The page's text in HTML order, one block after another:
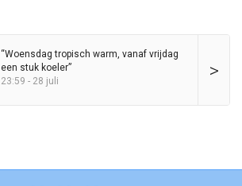
>
“Woensdag tropisch warm, vanaf vrijdag
een stuk koeler”
23:59 - 28 juli